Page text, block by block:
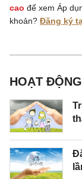
cao để xem Áp
khoản? Đăng ký
HOẠT